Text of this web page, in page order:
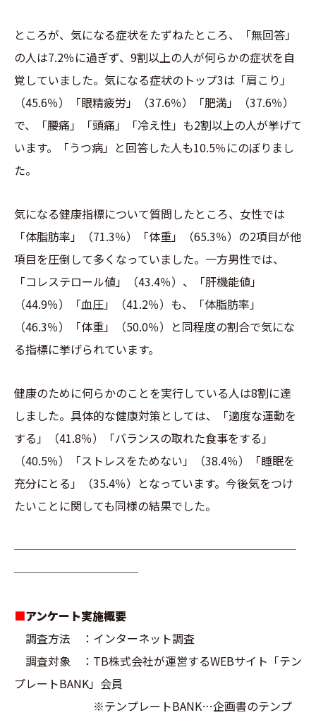
ところが、気になる症状をたずねたところ、「無回答」
の人は7.2％に過ぎず、9割以上の人が何らかの症状を自
覚していました。気になる症状のトップ3は「肩こり」
（45.6％）「眼精疲労」（37.6％）「肥満」（37.6％）
で、「腰痛」「頭痛」「冷え性」も2割以上の人が挙げて
います。「うつ病」と回答した人も10.5％にのぼりまし
た。
気になる健康指標について質問したところ、女性では
「体脂肪率」（71.3％）「体重」（65.3％）の2項目が他
項目を圧倒して多くなっていました。一方男性では、
「コレステロール値」（43.4％）、「肝機能値」
（44.9％）「血圧」（41.2％）も、「体脂肪率」
（46.3％）「体重」（50.0％）と同程度の割合で気にな
る指標に挙げられています。
健康のために何らかのことを実行している人は8割に達
しました。具体的な健康対策としては、「適度な運動を
する」（41.8％）「バランスの取れた食事をする」
（40.5％）「ストレスをためない」（38.4％）「睡眠を
充分にとる」（35.4％）となっています。今後気をつけ
たいことに関しても同様の結果でした。
─────────────────────────
───────────
■アンケート実施概要
調査方法 ：インターネット調査
調査対象 ：TB株式会社が運営するWEBサイト「テン
プレートBANK」会員
※テンプレートBANK…企画書のテンプ